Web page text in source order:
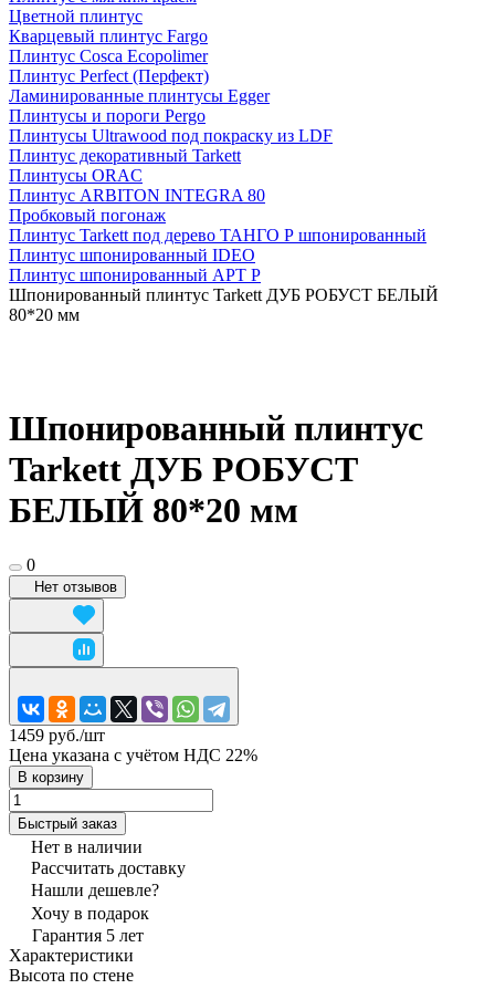
Цветной плинтус
Кварцевый плинтус Fargo
Плинтус Cosca Ecopolimer
Плинтус Perfect (Перфект)
Ламинированные плинтусы Egger
Плинтусы и пороги Pergo
Плинтусы Ultrawood под покраску из LDF
Плинтус декоративный Tarkett
Плинтусы ORAC
Плинтус ARBITON INTEGRA 80
Пробковый погонаж
Плинтус Tarkett под дерево ТАНГО Р шпонированный
Плинтус шпонированный IDEO
Плинтус шпонированный АРТ Р
Шпонированный плинтус Tarkett ДУБ РОБУСТ БЕЛЫЙ
80*20 мм
Шпонированный плинтус
Tarkett ДУБ РОБУСТ
БЕЛЫЙ 80*20 мм
0
Нет отзывов
1459 руб./шт
Цена указана с учётом НДС 22%
В корзину
Быстрый заказ
Нет в наличии
Рассчитать доставку
Нашли дешевле?
Хочу в подарок
Гарантия 5 лет
Характеристики
Высота по стене